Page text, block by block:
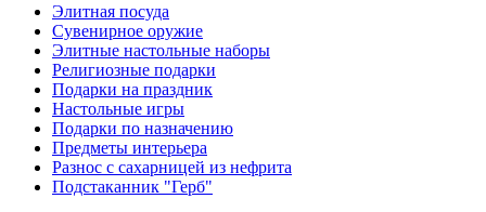
Элитная посуда
Сувенирное оружие
Элитные настольные наборы
Религиозные подарки
Подарки на праздник
Настольные игры
Подарки по назначению
Предметы интерьера
Разнос с сахарницей из нефрита
Подстаканник "Герб"